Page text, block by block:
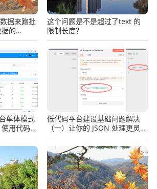
据来跑批
的
，找不到
这个问题是不是超过了text 的
限制长度？
单体模式
用代码生
发
低代码平台建设基础问题解决
（一）让你的 JSON 处理更灵
活，java实现 {{field.path}}式
的动态字段提取